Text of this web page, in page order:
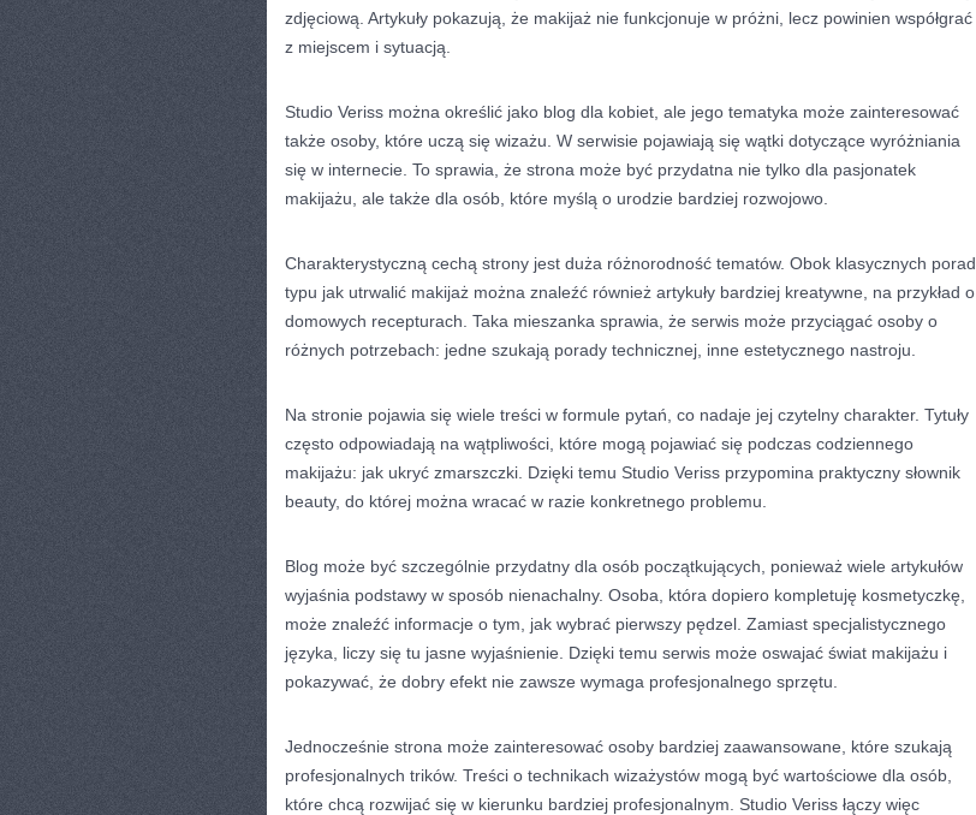
zdjęciową. Artykuły pokazują, że makijaż nie funkcjonuje w próżni, lecz powinien współgrać
z miejscem i sytuacją.
Studio Veriss można określić jako blog dla kobiet, ale jego tematyka może zainteresować
także osoby, które uczą się wizażu. W serwisie pojawiają się wątki dotyczące wyróżniania
się w internecie. To sprawia, że strona może być przydatna nie tylko dla pasjonatek
makijażu, ale także dla osób, które myślą o urodzie bardziej rozwojowo.
Charakterystyczną cechą strony jest duża różnorodność tematów. Obok klasycznych porad
typu jak utrwalić makijaż można znaleźć również artykuły bardziej kreatywne, na przykład o
domowych recepturach. Taka mieszanka sprawia, że serwis może przyciągać osoby o
różnych potrzebach: jedne szukają porady technicznej, inne estetycznego nastroju.
Na stronie pojawia się wiele treści w formule pytań, co nadaje jej czytelny charakter. Tytuły
często odpowiadają na wątpliwości, które mogą pojawiać się podczas codziennego
makijażu: jak ukryć zmarszczki. Dzięki temu Studio Veriss przypomina praktyczny słownik
beauty, do której można wracać w razie konkretnego problemu.
Blog może być szczególnie przydatny dla osób początkujących, ponieważ wiele artykułów
wyjaśnia podstawy w sposób nienachalny. Osoba, która dopiero kompletuję kosmetyczkę,
może znaleźć informacje o tym, jak wybrać pierwszy pędzel. Zamiast specjalistycznego
języka, liczy się tu jasne wyjaśnienie. Dzięki temu serwis może oswajać świat makijażu i
pokazywać, że dobry efekt nie zawsze wymaga profesjonalnego sprzętu.
Jednocześnie strona może zainteresować osoby bardziej zaawansowane, które szukają
profesjonalnych trików. Treści o technikach wizażystów mogą być wartościowe dla osób,
które chcą rozwijać się w kierunku bardziej profesjonalnym. Studio Veriss łączy więc